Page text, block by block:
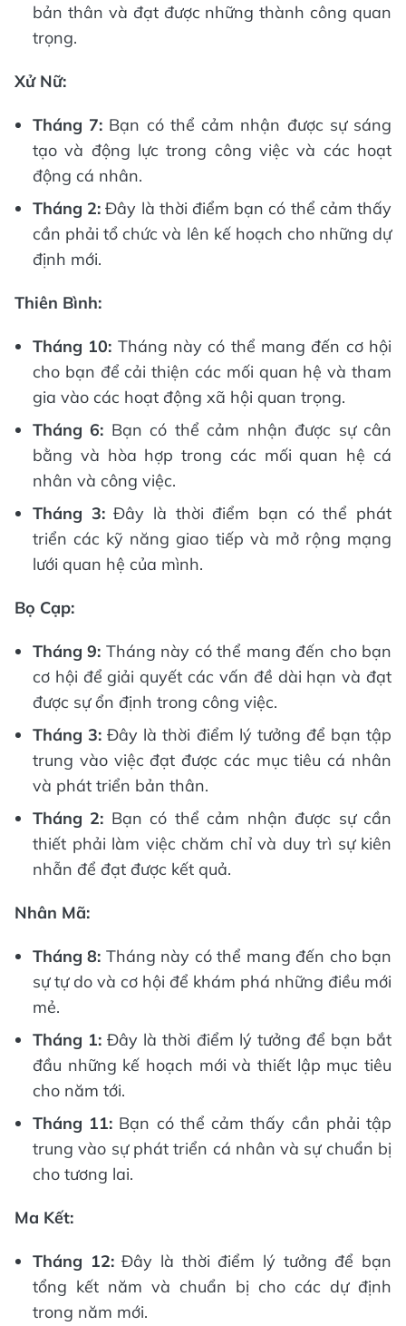
bản thân và đạt được những thành công quan
trọng.
Xử Nữ:
Tháng 7: Bạn có thể cảm nhận được sự sáng
tạo và động lực trong công việc và các hoạt
động cá nhân.
Tháng 2: Đây là thời điểm bạn có thể cảm thấy
cần phải tổ chức và lên kế hoạch cho những dự
định mới.
Thiên Bình:
Tháng 10: Tháng này có thể mang đến cơ hội
cho bạn để cải thiện các mối quan hệ và tham
gia vào các hoạt động xã hội quan trọng.
Tháng 6: Bạn có thể cảm nhận được sự cân
bằng và hòa hợp trong các mối quan hệ cá
nhân và công việc.
Tháng 3:Đây là thời điểm bạn có thể phát
triển các kỹ năng giao tiếp và mở rộng mạng
lưới quan hệ của mình.
Bọ Cạp:
Tháng 9: Tháng này có thể mang đến cho bạn
cơ hội để giải quyết các vấn đề dài hạn và đạt
được sự ổn định trong công việc.
Tháng 3: Đây là thời điểm lý tưởng để bạn tập
trung vào việc đạt được các mục tiêu cá nhân
và phát triển bản thân.
Tháng 2: Bạn có thể cảm nhận được sự cần
thiết phải làm việc chăm chỉ và duy trì sự kiên
nhẫn để đạt được kết quả.
Nhân Mã:
Tháng 8: Tháng này có thể mang đến cho bạn
sự tự do và cơ hội để khám phá những điều mới
mẻ.
Tháng 1: Đây là thời điểm lý tưởng để bạn bắt
đầu những kế hoạch mới và thiết lập mục tiêu
cho năm tới.
Tháng 11: Bạn có thể cảm thấy cần phải tập
trung vào sự phát triển cá nhân và sự chuẩn bị
cho tương lai.
Ma Kết:
Tháng 12:Đây là thời điểm lý tưởng để bạn
tổng kết năm và chuẩn bị cho các dự định
trong năm mới.